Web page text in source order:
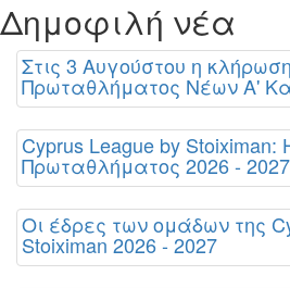
Δημοφιλή νέα
Στις 3 Αυγούστου η
Πρωταθλήματος Νέων Α'
Cyprus League by Stoiximan:
Πρωταθλήματος 2026 - 2027
Οι έδρες των ομάδων της
Stoiximan 2026 - 2027